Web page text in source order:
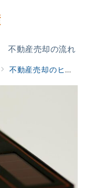
不動産売却の流れ
不動産売却のヒント